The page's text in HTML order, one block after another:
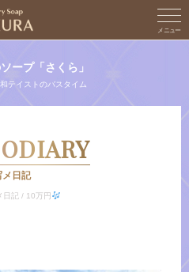
ープ「さくら」
テイストのバスタイム
メ日記
日記 / 10万円